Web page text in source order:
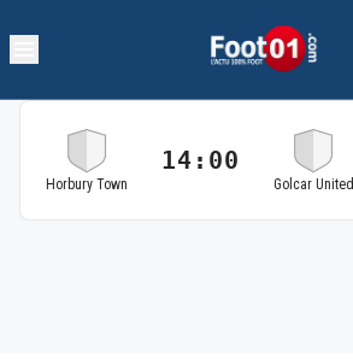
Horbury Town
14:00
Golcar United